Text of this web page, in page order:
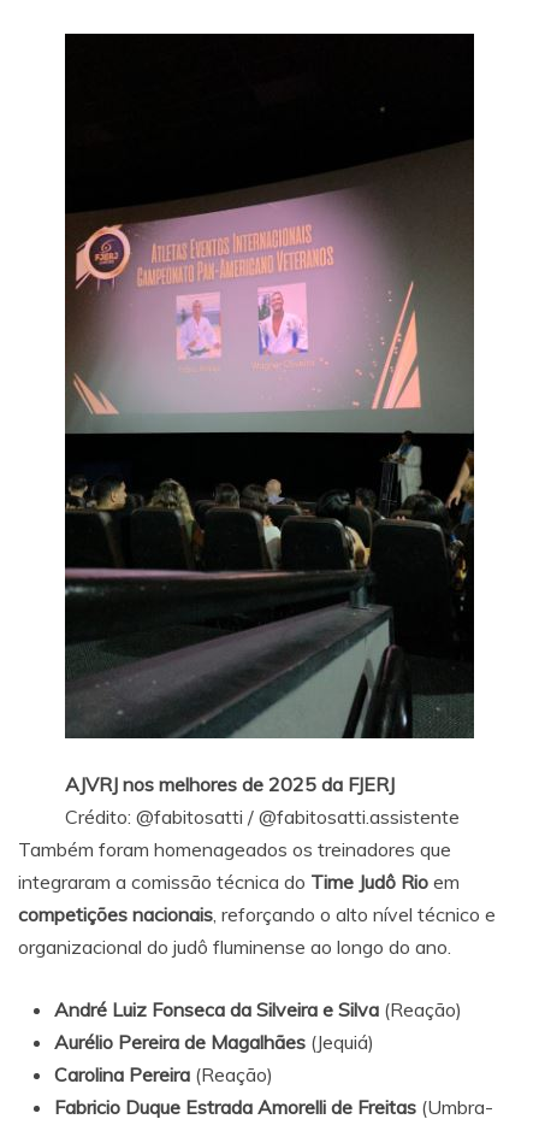
AJVRJ nos melhores de 2025 da FJERJ
Crédito: @fabitosatti / @fabitosatti.assistente
Também foram homenageados os treinadores que
integraram a comissão técnica do Time Judô Rio em
competições nacionais , reforçando o alto nível técnico e
organizacional do judô fluminense ao longo do ano.
André Luiz Fonseca da Silveira e Silva (Reação)
Aurélio Pereira de Magalhães (Jequiá)
Carolina Pereira (Reação)
Fabricio Duque Estrada Amorelli de Freitas (Umbra-